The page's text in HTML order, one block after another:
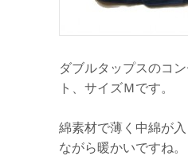
ダブルタップスのコ
ト、サイズＭです。
綿素材で薄く中綿が
ながら暖かいですね。